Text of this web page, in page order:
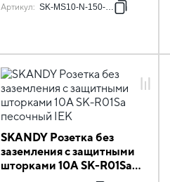
Артикул: SK-MS10-N-150-05-K98
SKANDY Розетка без
заземления с защитными
шторками 10А SK-R01Sa